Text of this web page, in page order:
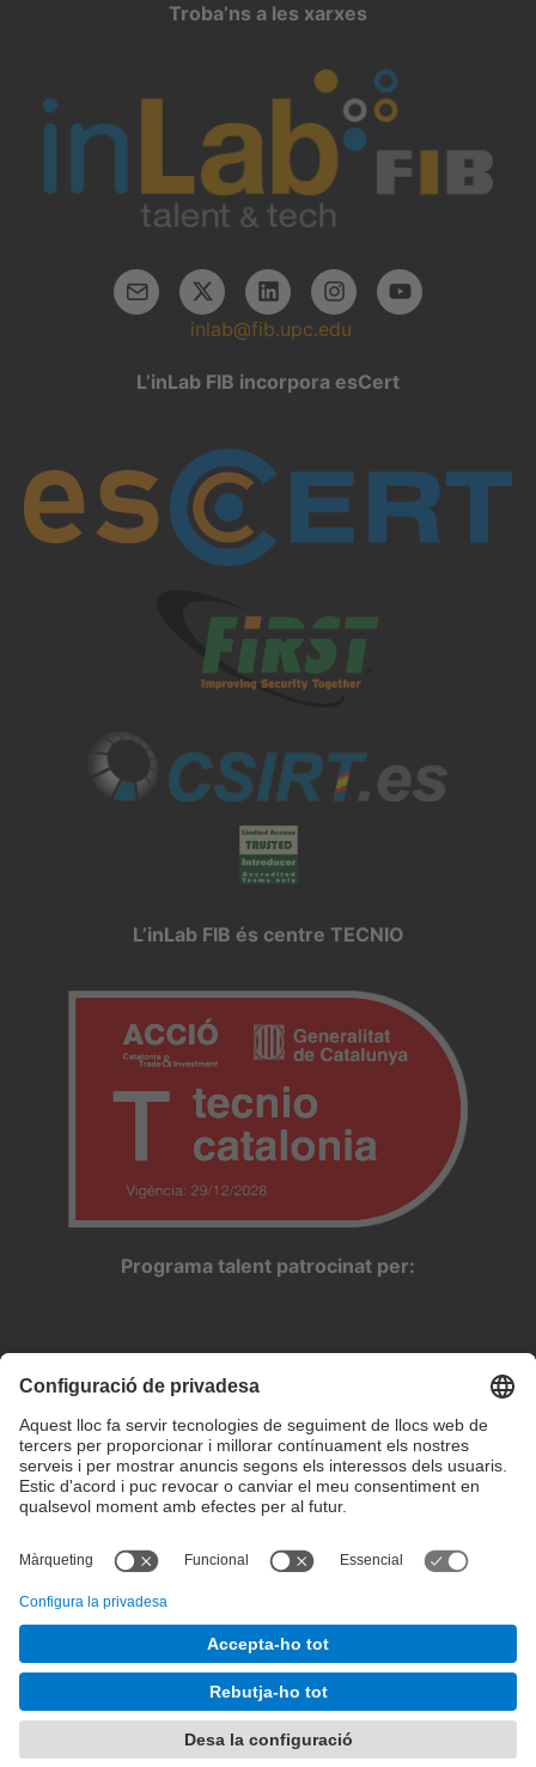
Troba’ns a les xarxes
inlab@fib.upc.edu
L’inLab FIB incorpora esCert
L’inLab FIB és centre TECNIO
Programa talent patrocinat per:
Configuració de privadesa
Condicions d’ús